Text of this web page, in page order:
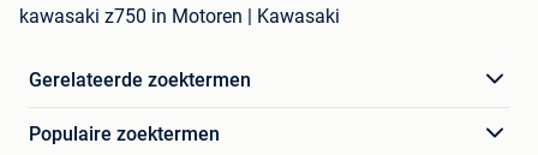
kawasaki z750 in Motoren | Kawasaki
Gerelateerde zoektermen
Populaire zoektermen